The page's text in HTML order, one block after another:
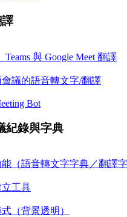
Teams 與 Google Meet 翻譯
議的語音轉文字/翻譯
Bot
紀錄與字典
（語音轉文字字典／翻譯字
工具
（背景透明）